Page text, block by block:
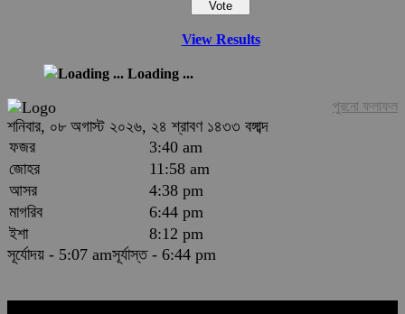
View Results
Loading ...
পুরনো ফলাফল
শনিবার, ০৮ অগাস্ট ২০২৬, ২৪ শ্রাবণ ১৪৩৩ বঙ্গাব্দ
ফজর
3:40 am
জোহর
11:58 am
আসর
4:38 pm
মাগরিব
6:44 pm
ইশা
8:12 pm
সূর্যোদয় - 5:07 amসূর্যাস্ত - 6:44 pm